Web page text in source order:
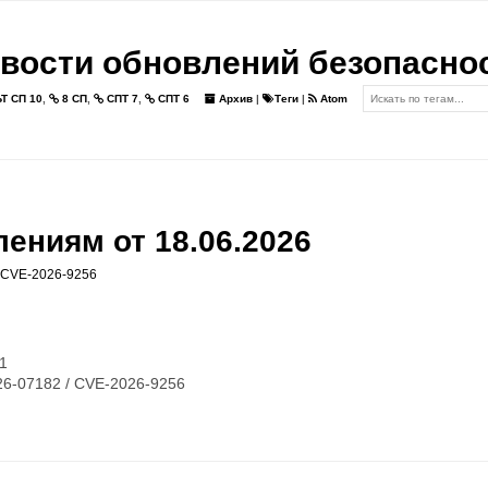
обновлений
СП 10 8 СП СПТ 7 СПТ 6 Архив | Теги | Atom
от 18.06.2026
2026-9256
07182 / CVE-2026-9256